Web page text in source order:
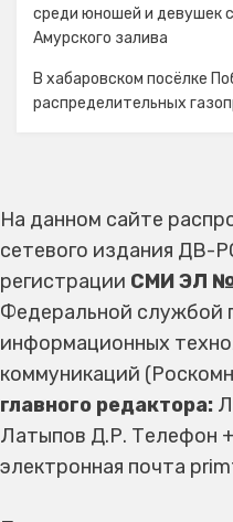
среди юношей и девушек
Амурского залива
В хабаровском посёлке
распределительных
На данном сайте
сетевого издания ДВ-
регистрации СМИ ЭЛ №
Федеральной службой
информационных
коммуникаций
главного редактора:
Латыпов Д.Р. Телефон
электронная почта